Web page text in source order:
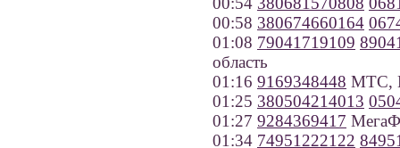
00:58 380674660164
01:08 79041719109
область
01:16 9169348448 МТС,
01:25 380504214013
01:27 9284369417
01:34 74951222122